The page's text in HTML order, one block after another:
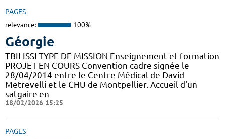
PAGES
relevance: 100%
Géorgie
TBILISSI TYPE DE MISSION Enseignement et formation
PROJET EN COURS Convention cadre signée le
28/04/2014 entre le Centre Médical de David
Metrevelli et le CHU de Montpellier. Accueil d'un
satgaire en
18/02/2026 15:25
PAGES